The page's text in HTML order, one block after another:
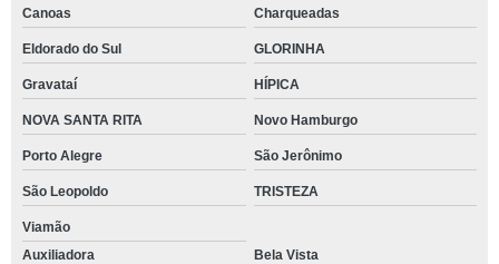
Canoas Charqueadas
Eldorado do Sul GLORINHA
Gravataí HÍPICA
NOVA SANTA RITA Novo Hamburgo
Porto Alegre São Jerônimo
São Leopoldo TRISTEZA
Viamão
Auxiliadora
Bela Vista